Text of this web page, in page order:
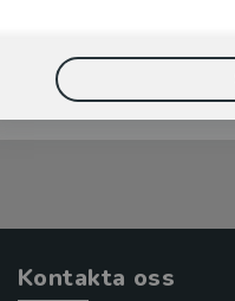
M - Bergman, D (red.)
312 kr
Kontakta oss